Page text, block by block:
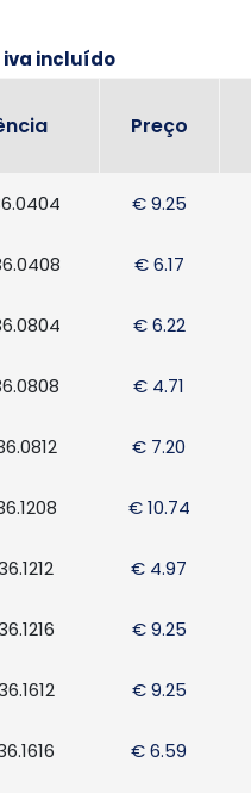
iva incluído
Preço
€ 9.25
€ 6.17
€ 6.22
€ 4.71
€ 7.20
€ 10.74
€ 4.97
€ 9.25
€ 9.25
€ 6.59